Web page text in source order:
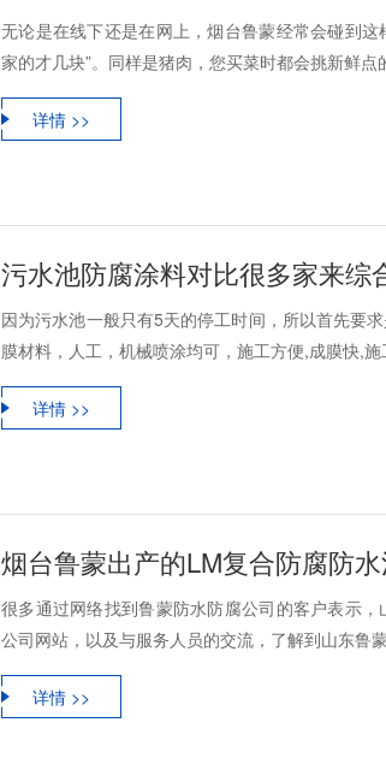
无论是在线下还是在网上，烟台鲁蒙经常会碰到
家的才几块”。同样是猪肉，您买菜时都会挑新鲜
详情 >>
污水池防腐涂料对比很多家来综
因为污水池一般只有5天的停工时间，所以首先要
膜材料，人工，机械喷涂均可，施工方便,成膜快,
详情 >>
烟台鲁蒙出产的LM复合防腐防
很多通过网络找到鲁蒙防水防腐公司的客户表示
公司网站，以及与服务人员的交流，了解到山东鲁
详情 >>